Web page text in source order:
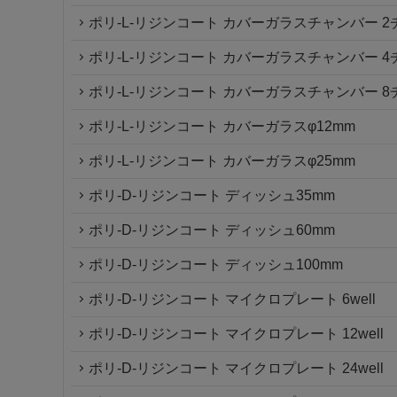
ポリ-L-リジンコート カバーガラスチャンバー 2
ポリ-L-リジンコート カバーガラスチャンバー 4
ポリ-L-リジンコート カバーガラスチャンバー 8
ポリ-L-リジンコート カバーガラスφ12mm
ポリ-L-リジンコート カバーガラスφ25mm
ポリ-D-リジンコート ディッシュ35mm
ポリ-D-リジンコート ディッシュ60mm
ポリ-D-リジンコート ディッシュ100mm
ポリ-D-リジンコート マイクロプレート 6well
ポリ-D-リジンコート マイクロプレート 12well
ポリ-D-リジンコート マイクロプレート 24well